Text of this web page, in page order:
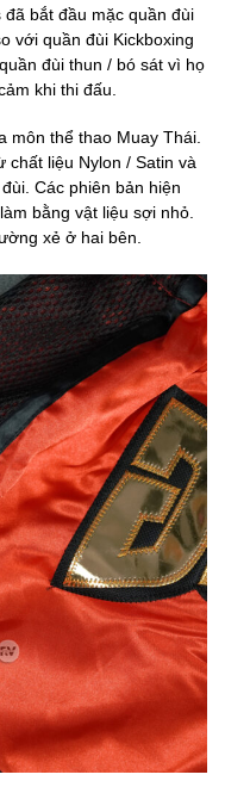
bắt đầu mặc quần đùi
với quần đùi Kickboxing
đùi thun / bó sát vì họ
khi thi đấu.
môn thể thao Muay Thái.
liệu Nylon / Satin và
Các phiên bản hiện
bằng vật liệu sợi nhỏ.
xẻ ở hai bên.